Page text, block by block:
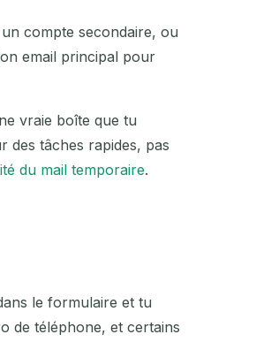
compte secondaire, ou
email principal pour
vraie boîte que tu
des tâches rapides, pas
du mail temporaire.
le formulaire et tu
de téléphone, et certains